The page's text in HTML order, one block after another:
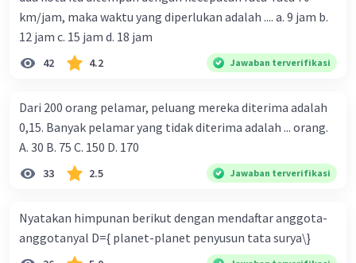
km/jam, maka waktu yang diperlukan adalah .... a. 9 jam b.
12 jam c. 15 jam d. 18 jam
42 4.2 Jawaban terverifikasi
Dari 200 orang pelamar, peluang mereka diterima adalah
0,15. Banyak pelamar yang tidak diterima adalah ... orang.
A. 30 B. 75 C. 150 D. 170
33 2.5 Jawaban terverifikasi
Nyatakan himpunan berikut dengan mendaftar anggota-
anggotanyal D={ planet-planet penyusun tata surya\}